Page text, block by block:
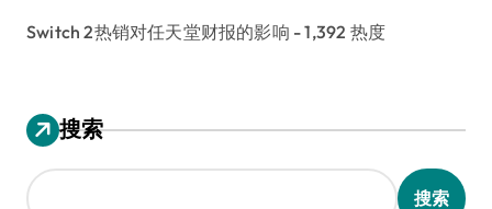
Switch 2热销对任天堂财报的影响 - 1,392 热度
搜索
搜索